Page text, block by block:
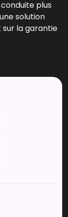
plus
solution
la garantie